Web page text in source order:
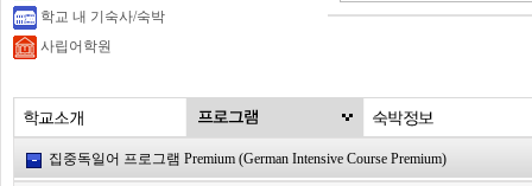
학교 내 기숙사/숙박
사립어학원
집중독일어 프로그램 Premium (German Intensive Course Premium)